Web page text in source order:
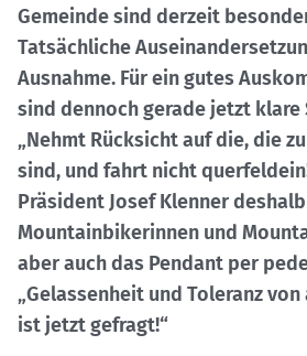
Gemeinde sind derzeit
Tatsächliche
Ausnahme. Für ein gutes
sind dennoch gerade jetzt klare
„Nehmt Rücksicht auf die, die
sind, und fahrt nicht
Präsident Josef Klenner
Mountainbikerinnen und
aber auch das Pendant per
„Gelassenheit und Toleranz
ist jetzt gefragt!“